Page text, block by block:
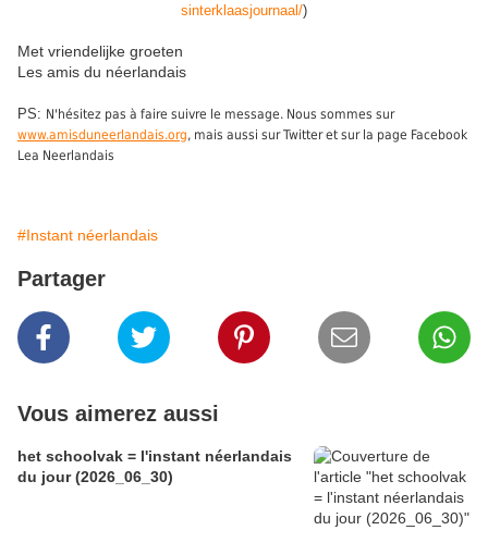
sinterklaasjournaal/)
Met vriendelijke groeten
Les amis du néerlandais
PS: N'hésitez pas à faire suivre le message. Nous sommes sur
www.amisduneerlandais.org, mais aussi sur Twitter et sur la page Facebook
Lea Neerlandais
#Instant néerlandais
Partager
Vous aimerez aussi
het schoolvak = l'instant néerlandais
du jour (2026_06_30)